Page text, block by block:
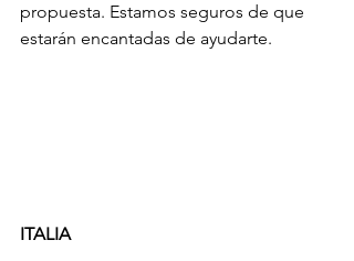
propuesta. Estamos seguros de que
estarán encantadas de ayudarte.
ITALIA